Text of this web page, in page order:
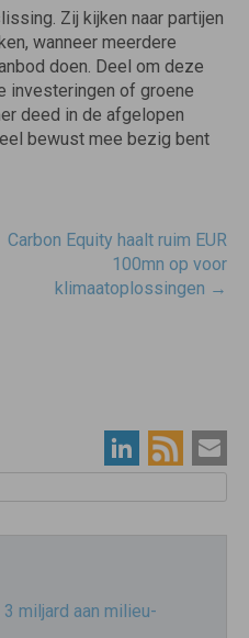
Zij kijken naar partijen
wanneer meerdere
doen. Deel om deze
investeringen of groene
deed in de afgelopen
bewust mee bezig bent
Carbon Equity haalt ruim EUR
100mn op voor
klimaatoplossingen →
miljard aan milieu-